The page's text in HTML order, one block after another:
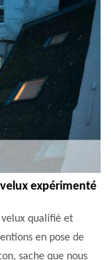
expérimenté
velux qualifié et
en pose de
sache que nous